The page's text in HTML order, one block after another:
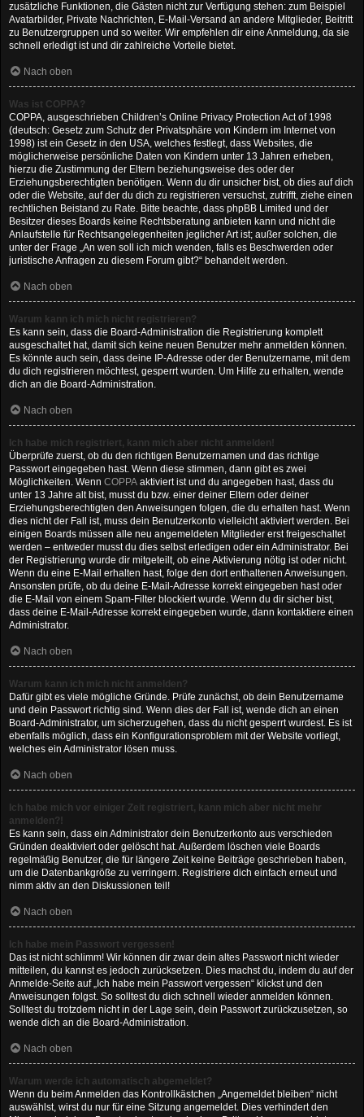
zusätzliche Funktionen, die Gästen nicht zur Verfügung stehen: zum Beispiel
Avatarbilder, Private Nachrichten, E-Mail-Versand an andere Mitglieder, Beitritt
zu Benutzergruppen und so weiter. Wir empfehlen dir eine Anmeldung, da sie
schnell erledigt ist und dir zahlreiche Vorteile bietet.
Nach oben
Was ist COPPA?
COPPA, ausgeschrieben Children’s Online Privacy Protection Act of 1998
(deutsch: Gesetz zum Schutz der Privatsphäre von Kindern im Internet von
1998) ist ein Gesetz in den USA, welches festlegt, dass Websites, die
möglicherweise persönliche Daten von Kindern unter 13 Jahren erheben,
hierzu die Zustimmung der Eltern beziehungsweise des oder der
Erziehungsberechtigten benötigen. Wenn du dir unsicher bist, ob dies auf dich
oder die Website, auf der du dich zu registrieren versuchst, zutrifft, ziehe einen
rechtlichen Beistand zu Rate. Bitte beachte, dass phpBB Limited und der
Besitzer dieses Boards keine Rechtsberatung anbieten kann und nicht die
Anlaufstelle für Rechtsangelegenheiten jeglicher Art ist; außer solchen, die
unter der Frage „An wen soll ich mich wenden, falls es Beschwerden oder
juristische Anfragen zu diesem Forum gibt?“ behandelt werden.
Nach oben
Warum kann ich mich nicht registrieren?
Es kann sein, dass die Board-Administration die Registrierung komplett
ausgeschaltet hat, damit sich keine neuen Benutzer mehr anmelden können.
Es könnte auch sein, dass deine IP-Adresse oder der Benutzername, mit dem
du dich registrieren möchtest, gesperrt wurden. Um Hilfe zu erhalten, wende
dich an die Board-Administration.
Nach oben
Ich habe mich registriert, kann mich aber nicht anmelden!
Überprüfe zuerst, ob du den richtigen Benutzernamen und das richtige
Passwort eingegeben hast. Wenn diese stimmen, dann gibt es zwei
Möglichkeiten. Wenn COPPA aktiviert ist und du angegeben hast, dass du
unter 13 Jahre alt bist, musst du bzw. einer deiner Eltern oder deiner
Erziehungsberechtigten den Anweisungen folgen, die du erhalten hast. Wenn
dies nicht der Fall ist, muss dein Benutzerkonto vielleicht aktiviert werden. Bei
einigen Boards müssen alle neu angemeldeten Mitglieder erst freigeschaltet
werden – entweder musst du dies selbst erledigen oder ein Administrator. Bei
der Registrierung wurde dir mitgeteilt, ob eine Aktivierung nötig ist oder nicht.
Wenn du eine E-Mail erhalten hast, folge den dort enthaltenen Anweisungen.
Ansonsten prüfe, ob du deine E-Mail-Adresse korrekt eingegeben hast oder
die E-Mail von einem Spam-Filter blockiert wurde. Wenn du dir sicher bist,
dass deine E-Mail-Adresse korrekt eingegeben wurde, dann kontaktiere einen
Administrator.
Nach oben
Warum kann ich mich nicht anmelden?
Dafür gibt es viele mögliche Gründe. Prüfe zunächst, ob dein Benutzername
und dein Passwort richtig sind. Wenn dies der Fall ist, wende dich an einen
Board-Administrator, um sicherzugehen, dass du nicht gesperrt wurdest. Es ist
ebenfalls möglich, dass ein Konfigurationsproblem mit der Website vorliegt,
welches ein Administrator lösen muss.
Nach oben
Ich habe mich vor einiger Zeit registriert, kann mich aber nicht mehr
anmelden?!
Es kann sein, dass ein Administrator dein Benutzerkonto aus verschieden
Gründen deaktiviert oder gelöscht hat. Außerdem löschen viele Boards
regelmäßig Benutzer, die für längere Zeit keine Beiträge geschrieben haben,
um die Datenbankgröße zu verringern. Registriere dich einfach erneut und
nimm aktiv an den Diskussionen teil!
Nach oben
Ich habe mein Passwort vergessen!
Das ist nicht schlimm! Wir können dir zwar dein altes Passwort nicht wieder
mitteilen, du kannst es jedoch zurücksetzen. Dies machst du, indem du auf der
Anmelde-Seite auf „Ich habe mein Passwort vergessen“ klickst und den
Anweisungen folgst. So solltest du dich schnell wieder anmelden können.
Solltest du trotzdem nicht in der Lage sein, dein Passwort zurückzusetzen, so
wende dich an die Board-Administration.
Nach oben
Warum werde ich automatisch abgemeldet?
Wenn du beim Anmelden das Kontrollkästchen „Angemeldet bleiben“ nicht
auswählst, wirst du nur für eine Sitzung angemeldet. Dies verhindert den